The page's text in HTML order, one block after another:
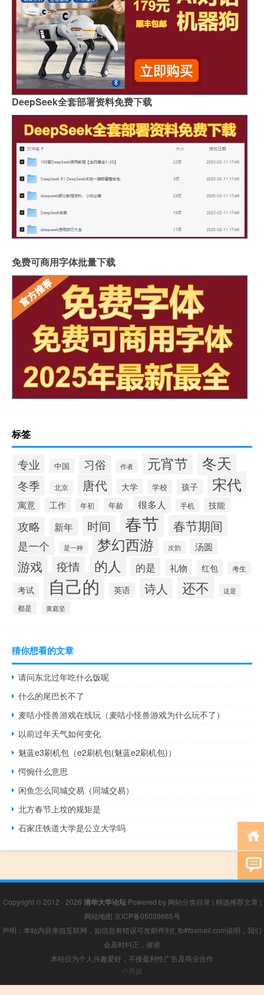
DeepSeek全套部署资料免费下载
免费可商用字体批量下载
标签
专业 中国 习俗 作者 元宵节 冬天
冬季 北京 唐代 大学 学校 孩子 宋代
寓意 工作 年初 年龄 很多人 手机 技能
攻略 新年 时间 春节 春节期间
是一个 是一种 梦幻西游 次韵 汤圆
游戏 疫情 的人 的是 礼物 红包 考生
考试 自己的 英语 诗人 还不 这是
都是 黄庭坚
猜你想看的文章
请问东北过年吃什么饭呢
什么的尾巴长不了
麦咭小怪兽游戏在线玩（麦咭小怪兽游戏为什么玩不了）
以前过年天气如何变化
魅蓝e3刷机包（e2刷机包(魅蓝e2刷机包)）
愕惋什么意思
闲鱼怎么同城交易（同城交易）
北方春节上坟的规矩是
石家庄铁道大学是公立大学吗
Copyright © 2012 - 2026 清华大学论坛Powered by 网站分类目录 | 精选推荐文章 |
网站地图 京ICP备05039665号
声明：本站内容来自互联网，如信息有错误可发邮件到f_fb#foxmail.com说明，我们
会及时纠正，谢谢
本站仅为个人兴趣爱好，不接盈利性广告及商业合作
小男孩